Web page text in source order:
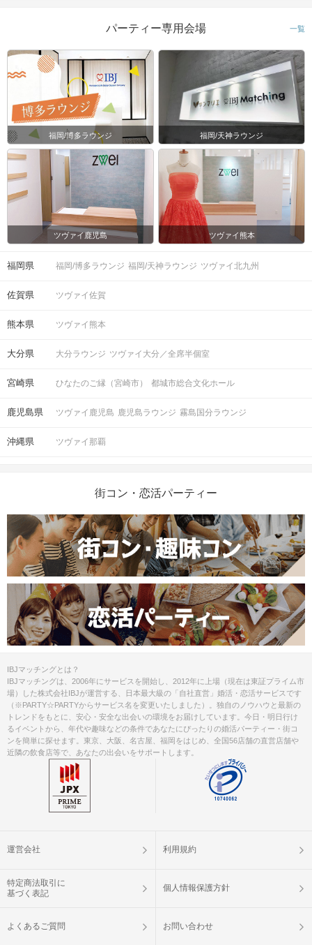
パーティー専用会場 一覧
福岡/博多ラウンジ 福岡/天神ラウンジ
ツヴァイ鹿児島 ツヴァイ熊本
福岡県 福岡/博多ラウンジ 福岡/天神ラウンジ ツヴァイ北九州
佐賀県 ツヴァイ佐賀
熊本県 ツヴァイ熊本
大分県 大分ラウンジ ツヴァイ大分／全席半個室
宮崎県 ひなたのご縁（宮崎市） 都城市総合文化ホール
鹿児島県 ツヴァイ鹿児島 鹿児島ラウンジ 霧島国分ラウンジ
沖縄県 ツヴァイ那覇
街コン・恋活パーティー
IBJマッチングとは？
IBJマッチングは、2006年にサービスを開始し、2012年に上場（現在は東証プライム市
場）した株式会社IBJが運営する、日本最大級の「自社直営」婚活・恋活サービスです
（※PARTY☆PARTYからサービス名を変更いたしました）。独自のノウハウと最新の
トレンドをもとに、安心・安全な出会いの環境をお届けしています。今日・明日行け
るイベントから、年代や趣味などの条件であなたにぴったりの婚活パーティー・街コ
ンを簡単に探せます。東京、大阪、名古屋、福岡をはじめ、全国56店舗の直営店舗や
近隣の飲食店等で、あなたの出会いをサポートします。
運営会社 利用規約
特定商法取引に
基づく表記
個人情報保護方針
よくあるご質問 お問い合わせ